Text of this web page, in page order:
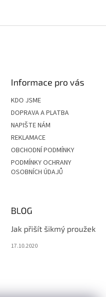
Informace pro vás
KDO JSME
DOPRAVA A PLATBA
NAPIŠTE NÁM
REKLAMACE
OBCHODNÍ PODMÍNKY
PODMÍNKY OCHRANY
OSOBNÍCH ÚDAJŮ
BLOG
Jak přišít šikmý proužek
17.10.2020